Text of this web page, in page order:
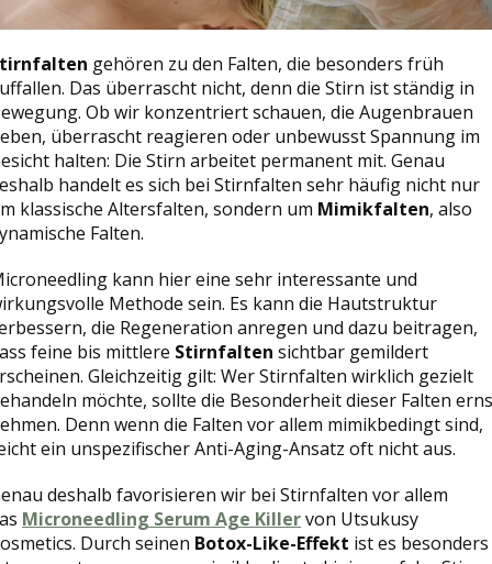
gehören zu den Falten, die besonders früh
Das überrascht nicht, denn die Stirn ist ständig in
Ob wir konzentriert schauen, die Augenbrauen
überrascht reagieren oder unbewusst Spannung im
halten: Die Stirn arbeitet permanent mit. Genau
handelt es sich bei Stirnfalten sehr häufig nicht nur
klassische Altersfalten, sondern um Mimikfalten, also
Falten.
kann hier eine sehr interessante und
Methode sein. Es kann die Hautstruktur
die Regeneration anregen und dazu beitragen,
feine bis mittlere Stirnfalten sichtbar gemildert
Gleichzeitig gilt: Wer Stirnfalten wirklich gezielt
möchte, sollte die Besonderheit dieser Falten
Denn wenn die Falten vor allem mimikbedingt sind,
ein unspezifischer Anti-Aging-Ansatz oft nicht aus.
deshalb favorisieren wir bei Stirnfalten vor allem
Microneedling Serum Age Killervon Utsukusy
Durch seinen Botox-Like-Effekt ist es besonders